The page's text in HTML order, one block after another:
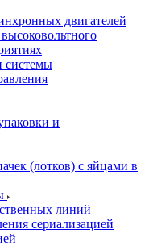
двигателей
системы
и
(лотков) с яйцами в
линий
сериализацией